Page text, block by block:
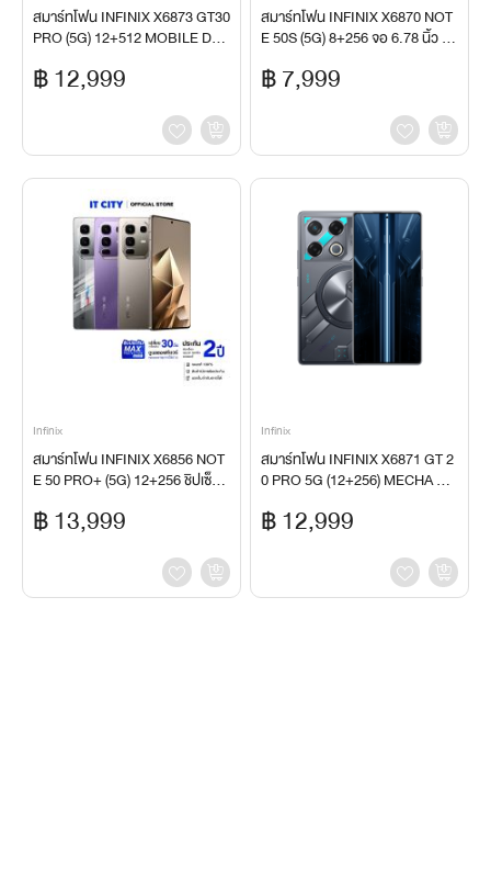
สมาร์ทโฟน INFINIX X6873 GT30
PRO (5G) 12+512 MOBILE DAR
฿ 12,999
สมาร์ทโฟน INFINIX X6870 NOT
E 50S (5G) 8+256 จอ 6.78 นิ้ว แบ
฿ 7,999
Infinix
สมาร์ทโฟน INFINIX X6856 NOT
E 50 PRO+ (5G) 12+256 ชิปเซ็ตค
riscope
฿ 13,999
Infinix
สมาร์ทโฟน INFINIX X6871 GT 2
0 PRO 5G (12+256) MECHA BL
฿ 12,999